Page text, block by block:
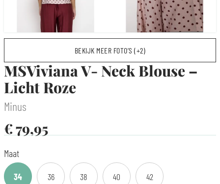
BEKIJK MEER FOTO’S (+2)
MSViviana V- Neck Blouse –
Licht Roze
Minus
€79,95
Maat
34 36 38 40 42